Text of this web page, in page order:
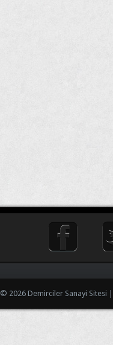
© 2026 Demirciler Sanayi Sitesi